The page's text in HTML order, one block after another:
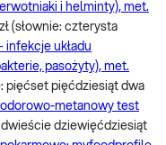
i helminty), met.
(słownie: czterysta
infekcje układu
pasożyty), met.
pięćset pięćdziesiąt dwa
metanowy test
dwieście dziewięćdziesiąt